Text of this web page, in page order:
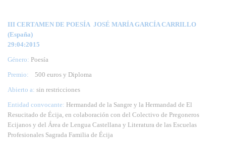
III CERTAMEN DE POESÍA JOSÉ MARÍA GARCÍA CARRILLO
(España)
29:04:2015
Género: Poesía
Premio:
500 euros y Diploma
Abierto a: sin restricciones
Entidad convocante: Hermandad de la Sangre y la Hermandad de El
Resucitado de Écija, en colaboración con del Colectivo de Pregoneros
Ecijanos y del Área de Lengua Castellana y Literatura de las Escuelas
Profesionales Sagrada Familia de Écija